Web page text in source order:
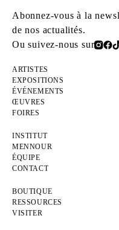
Abonnez-vous à la
de nos actualités.
Ou suivez-nous sur
ARTISTES
EXPOSITIONS
ÉVÉNEMENTS
ŒUVRES
FOIRES
INSTITUT
MENNOUR
ÉQUIPE
CONTACT
BOUTIQUE
RESSOURCES
VISITER